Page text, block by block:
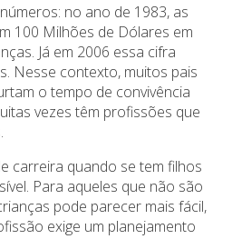
no ano de 1983, as
100 Milhões de Dólares em
Já em 2006 essa cifra
Nesse contexto, muitos pais
o tempo de convivência
vezes têm profissões que
carreira quando se tem filhos
Para aqueles que não são
pode parecer mais fácil,
exige um planejamento